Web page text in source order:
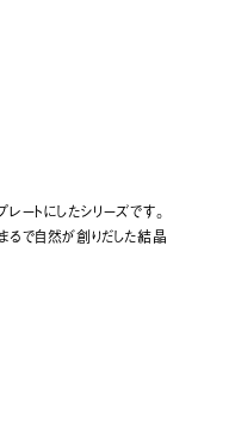
ートにしたシリーズです。
るで自然が創りだした結晶